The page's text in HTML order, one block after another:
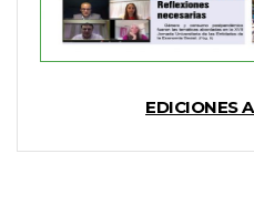
EDICIONES